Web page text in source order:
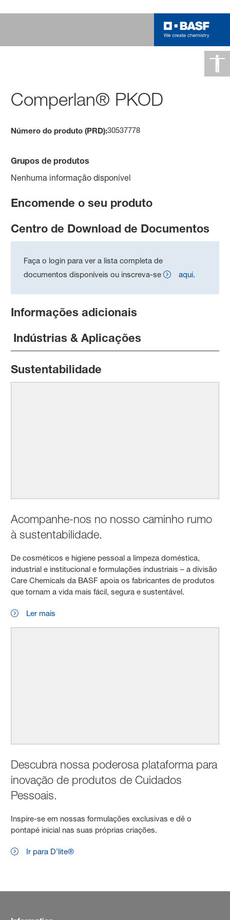
Comperlan® PKOD
Número do produto (PRD):30537778
Grupos de produtos
Nenhuma informação disponível
Encomende o seu produto
Centro de Download de Documentos
Faça o login para ver a lista completa de
documentos disponíveis ou inscreva-se
aqui.
Informações adicionais
Indústrias & Aplicações
Sustentabilidade
Acompanhe-nos no nosso caminho rumo
à sustentabilidade.
De cosméticos e higiene pessoal a limpeza doméstica,
industrial e institucional e formulações industriais – a divisão
Care Chemicals da BASF apoia os fabricantes de produtos
que tornam a vida mais fácil, segura e sustentável.
Ler mais
Descubra nossa poderosa plataforma para
inovação de produtos de Cuidados
Pessoais.
Inspire-se em nossas formulações exclusivas e dê o
pontapé inicial nas suas próprias criações.
Ir para D’lite®